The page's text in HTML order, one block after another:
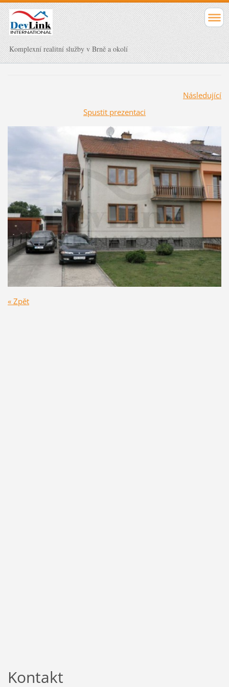
Komplexní realitní služby v Brně a okolí
Následující
Spustit prezentaci
« Zpět
Kontakt